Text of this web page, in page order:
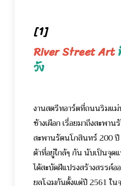
[1]
River Street Art
วัง
งานสตรีทอาร์ตที่ถนนริมแม่
ช้างเผือก เรื่อยมาถึงสะพา
สะพานรัตนโกสินทร์ 200 ปี
ต้าที่อยู่ใกล้ๆ กัน นับเป็นจุด
ได้สะบัดฝีแปรงสร้างสรรค์อ
ยลโฉมกันตั้งแต่ปี 2561 ใน